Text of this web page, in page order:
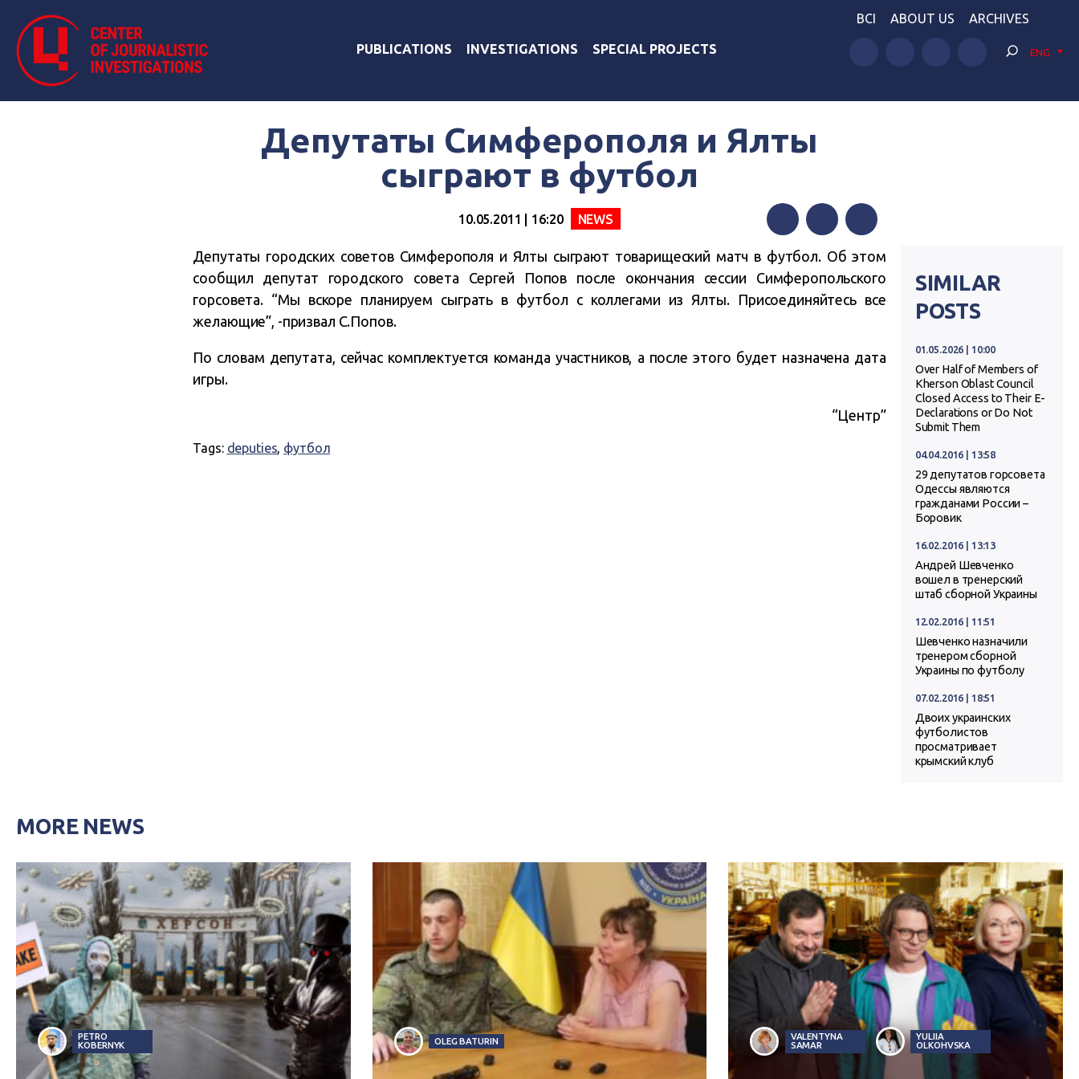
PUBLICATIONS INVESTIGATIONS SPECIAL PROJECTS
BCI ABOUT US ARCHIVES
ENG
Депутаты Симферополя и Ялты
сыграют в футбол
10.05.2011 | 16:20 NEWS
FacebookTwitter Telegram
Депутаты городских советов Симферополя и Ялты сыграют товарищеский матч в футбол. Об этом
сообщил депутат городского совета Сергей Попов после окончания сессии Симферопольского
горсовета. “Мы вскоре планируем сыграть в футбол с коллегами из Ялты. Присоединяйтесь все
желающие”, -призвал С.Попов.
По словам депутата, сейчас комплектуется команда участников, а после этого будет назначена дата
игры.
“Центр”
Tags: deputies, футбол
SIMILAR
POSTS
01.05.2026 | 10:00
Over Half of Members of
Kherson Oblast Council
Closed Access to Their E-
Declarations or Do Not
Submit Them
04.04.2016 | 13:58
29 депутатов горсовета
Одессы являются
гражданами России –
Боровик
16.02.2016 | 13:13
Андрей Шевченко
вошел в тренерский
штаб сборной Украины
12.02.2016 | 11:51
Шевченко назначили
тренером сборной
Украины по футболу
07.02.2016 | 18:51
Двоих украинских
футболистов
просматривает
крымский клуб
MORE NEWS
PETRO
KOBERNYK
OLEG BATURIN
VALENTYNA
SAMAR
YULIIA
OLKOHVSKA